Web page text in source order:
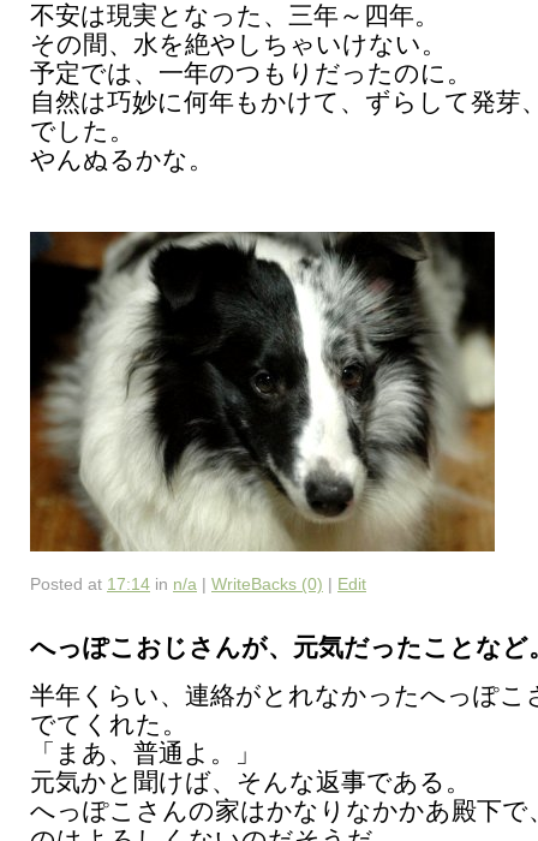
不安は現実となった、三年～四年。
その間、水を絶やしちゃいけない。
予定では、一年のつもりだったのに。
自然は巧妙に何年もかけて、ずらして発芽
でした。
やんぬるかな。
Posted at 17:14 in n/a | WriteBacks (0) | Edit
へっぽこおじさんが、元気だったことなど
半年くらい、連絡がとれなかったへっぽこ
でてくれた。
「まあ、普通よ。」
元気かと聞けば、そんな返事である。
へっぽこさんの家はかなりなかかあ殿下で